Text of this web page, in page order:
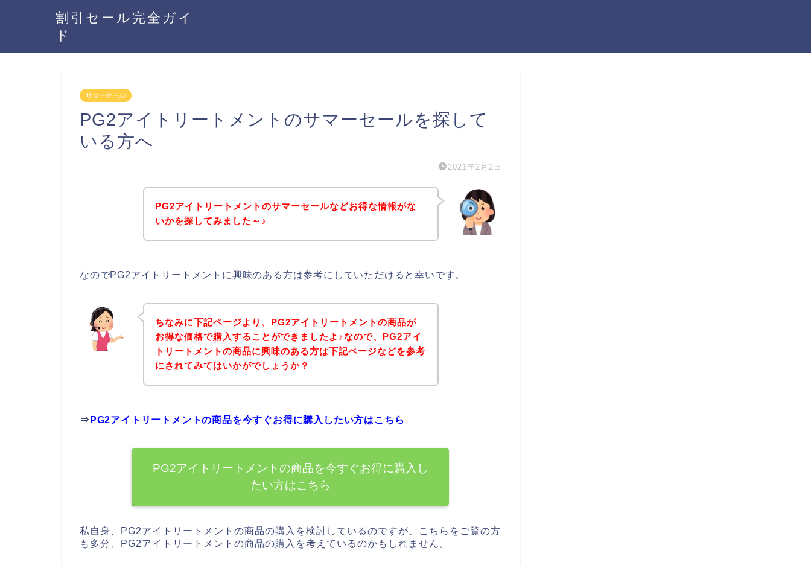
割引セール完全ガイ
ド
サマーセール
PG2アイトリートメントのサマーセールを探して
いる方へ
2021年2月2日
PG2アイトリートメントのサマーセールなどお得な情報がな
いかを探してみました～♪
なのでPG2アイトリートメントに興味のある方は参考にしていただけると幸いです。
ちなみに下記ページより、PG2アイトリートメントの商品が
お得な価格で購入することができましたよ♪なので、PG2アイ
トリートメントの商品に興味のある方は下記ページなどを参考
にされてみてはいかがでしょうか？
⇒ PG2アイトリートメントの商品を今すぐお得に購入したい方はこちら
PG2アイトリートメントの商品を今すぐお得に購入し
たい方はこちら
私自身、PG2アイトリートメントの商品の購入を検討しているのですが、こちらをご覧の方
も多分、PG2アイトリートメントの商品の購入を考えているのかもしれません。